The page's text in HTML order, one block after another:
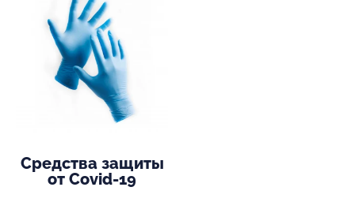
Средства защиты
от Covid-19